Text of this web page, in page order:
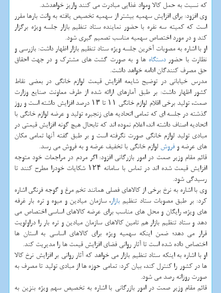
كه نسبت به حمل كالا ومواد غذایی مبادرت می كنند واریز خواهدشد.
وی افزود: برای افزایش سهمیه بیشتر از سهمیه تخصیص یافته به وانت بارها مقرر
است كه كمیته سه نفره با حضور نماینده ستاد تنظیم بازار جلسه ویژه برگزار
كند و در مورد اختصاص سهمیه مناسب تصمیم گیری شود.
او با اشاره به مصوبات آخرین جلسه ویژه ستاد تنظیم بازار اظهار داشت: بازرسی و
نظارت با حضوردستگاه ها و به صورت گشت های مشترك و در جهت احقاق
حق مصرف كنندگان ادامه خواهد داشت.
مدرس خیابانی در توضیح شایعه افزایش قیمت لوازم خانگی در بعضی نقاط
كشور اظهار داشت: بر طبق آمارهای ارائه شده از طرف معاونت صنایع وزارت
صمت، تولید برخی اقلام لوازم خانگی ۱۱ تا ۱۳ درصد افزایش داشته است و روز
گذشته در جلسه ای كه تمامی اتحادیه های زنجیره تولید و عرضه لوازم خانگی با
اتحادیه اصناف داشته اند، اعلام نموده اند كه تابحال هیچ گونه افزایش قیمتی در
مبادی تولید لوازم خانگی صورت نگرفته است و بر طبق گفته آنها تمامی مكان
های عرضه و فروش لوازم خانگی با تخفیف عرضه و به فروش می رسد.
قائم مقام وزیر صمت در امور بازرگانی افزود: اگر مردم در مراجعات خود متوجه
افزایش قیمت شده اند در تماس با سامانه ۱۲۴ شكایات خودرا مطرح كنند تا
رسیدگی شود.
وی با اشاره به نرخ برخی از كالاهای فصلی همانند تخم مرغ و گوجه فرنگی اشاره
كرد: بر طبق مصوبات ستاد تنظیمبازار، سازمان میادین و میوه و تره بار غرفه
های ویژه، رایگان و محل های مناسب برای عرضه كالاهای اساسی اختصاص می
دهد و ستاد تنظیم بازار هم تامین كالاهای سازمان میادین و تره بار را دراولویت
قرار می دهد؛ ضمن اینكه سهمیه ویژه برای كالاهای اساسی به استان ها
اختصاص داده شده است تا آثار روانی فضای افزایش قیمت ها را مدیریت كند.
او با اشاره به اینكه ستاد تنظیم بازار می خواهد كه آثار روانی بر افزایش نرخ كالا
ها در كشور را كنترل كند، بیان كرد: تمامی حوزه ها از مبادی تولید تا مصرف به
صورت روزانه رصد می شود.
قائم مقام وزیر صمت در امور بازرگانی با اشاره به تخصیص سهم ویژه بنزین به